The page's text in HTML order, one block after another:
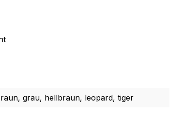
grau, hellbraun, leopard, tiger